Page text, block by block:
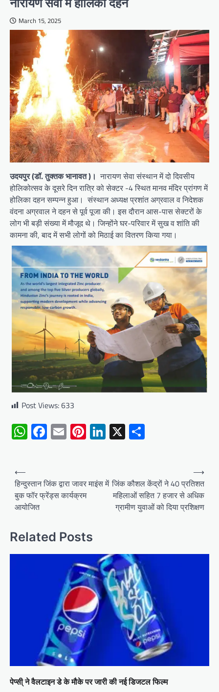
March 15, 2025
उदयपुर (डॉ. तुक्तक भानावत )। नारायण सेवा संस्थान में दो दिवसीय
होलिकोत्सव के दूसरे दिन रात्रि को सेक्टर -4 स्थित मानव मंदिर प्रांगण में
होलिका दहन सम्पन्न हुआ। संस्थान अध्यक्ष प्रशांत अग्रवाल व निदेशक
वंदना अग्रवाल ने दहन से पूर्व पूजा की। इस दौरान आस-पास सेक्टरों के
लोग भी बड़ी संख्या में मौजूद थे। जिन्होंने घर-परिवार में सुख व शांति की
कामना की, बाद में सभी लोगों को मिठाई का वितरण किया गया।
Post Views:633
WhatsApp
Facebook
EmailPinterest
LinkedIn
X
Post
navigation
⟵
हिन्दुस्तान जिंक द्वारा जावर माइंस में
बुक फॉर फ्रेंड्स कार्यक्रम
आयोजित
जिंक कौशल केंद्रों ने 40 प्रतिशत
महिलाओं सहित 7 हजार से अधिक
ग्रामीण युवाओं को दिया प्रशिक्षण
⟶
Related Posts
पेप्सी् ने वैलटाइन डे के मौके पर जारी की नई डिजटल फिल्म